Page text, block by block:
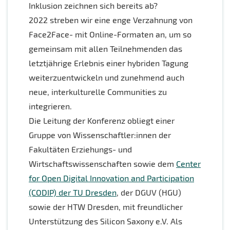
Inklusion zeichnen sich bereits ab?
2022 streben wir eine enge Verzahnung von
Face2Face- mit Online-Formaten an, um so
gemeinsam mit allen Teilnehmenden das
letztjährige Erlebnis einer hybriden Tagung
weiterzuentwickeln und zunehmend auch
neue, interkulturelle Communities zu
integrieren.
Die Leitung der Konferenz obliegt einer
Gruppe von Wissenschaftler:innen der
Fakultäten Erziehungs- und
Wirtschaftswissenschaften sowie dem Center
for Open Digital Innovation and Participation
(CODIP) der TU Dresden, der DGUV (HGU)
sowie der HTW Dresden, mit freundlicher
Unterstützung des Silicon Saxony e.V. Als